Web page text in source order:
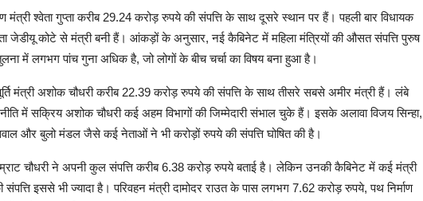
मंत्री श्वेता गुप्ता करीब 29.24 करोड़ रुपये की संपत्ति के साथ दूसरे स्थान पर हैं। पहली बार विधायक
जेडीयू कोटे से मंत्री बनी हैं। आंकड़ों के अनुसार, नई कैबिनेट में महिला मंत्रियों की औसत संपत्ति पुरुष
में लगभग पांच गुना अधिक है, जो लोगों के बीच चर्चा का विषय बना हुआ है।
मंत्री अशोक चौधरी करीब 22.39 करोड़ रुपये की संपत्ति के साथ तीसरे सबसे अमीर मंत्री हैं। लंबे
में सक्रिय अशोक चौधरी कई अहम विभागों की जिम्मेदारी संभाल चुके हैं। इसके अलावा विजय सिन्हा,
और बुलो मंडल जैसे कई नेताओं ने भी करोड़ों रुपये की संपत्ति घोषित की है।
चौधरी ने अपनी कुल संपत्ति करीब 6.38 करोड़ रुपये बताई है। लेकिन उनकी कैबिनेट में कई मंत्री
इससे भी ज्यादा है। परिवहन मंत्री दामोदर राउत के पास लगभग 7.62 करोड़ रुपये, पथ निर्माण